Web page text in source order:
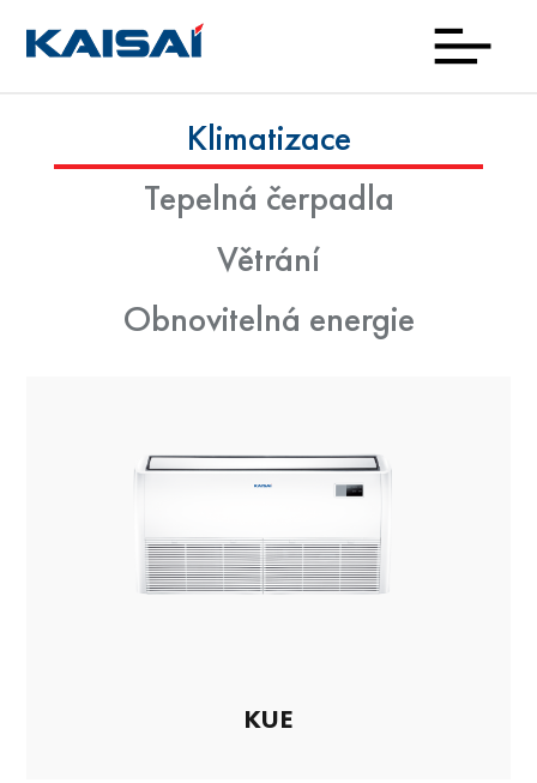
O
Ke
Kde
Klimatizace
Tepelná čerpadla
Větrání
Obnovitelná energie
KUE